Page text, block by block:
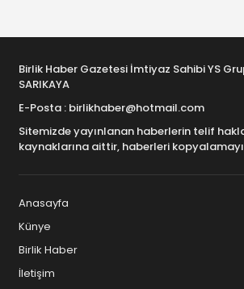
Birlik Haber Gazetesi İmtiyaz Sahibi YS
SARIKAYA
E-Posta : birlikhaber@hotmail.com
Sitemizde yayınlanan haberlerin telif
kaynaklarına aittir, haberleri
Anasayfa
Künye
Birlik Haber
İletişim